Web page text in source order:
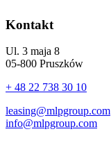
Kontakt
Ul. 3 maja 8
05-800 Pruszków
+ 48 22 738 30 10
leasing@mlpgroup.com
info@mlpgroup.com